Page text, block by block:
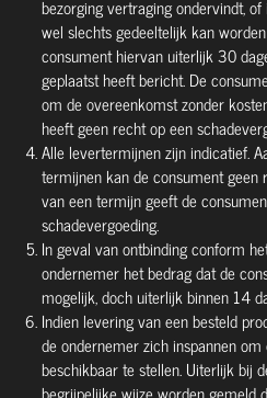
bezorging vertraging ondervindt,
wel slechts gedeeltelijk kan
consument hiervan uiterlijk 30
geplaatst heeft bericht. De
om de overeenkomst zonder
heeft geen recht op een
Alle levertermijnen zijn indicatief.
termijnen kan de consument geen
van een termijn geeft de
schadevergoeding.
In geval van ontbinding conform
ondernemer het bedrag dat de
mogelijk, doch uiterlijk binnen 14
Indien levering van een besteld
de ondernemer zich inspannen
beschikbaar te stellen. Uiterlijk bij